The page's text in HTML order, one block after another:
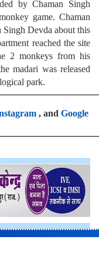
by Chaman Singh
game. Chaman
Singh Devda about this
reached the site
2 monkeys from his
madari was released
park.